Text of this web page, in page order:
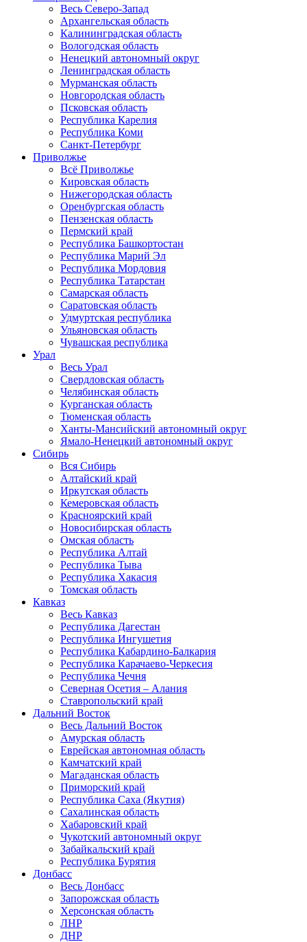
Весь Северо-Запад
Архангельская область
Калининградская область
Вологодская область
Ненецкий автономный округ
Ленинградская область
Мурманская область
Новгородская область
Псковская область
Республика Карелия
Республика Коми
Санкт-Петербург
Приволжье
Всё Приволжье
Кировская область
Нижегородская область
Оренбургская область
Пензенская область
Пермский край
Республика Башкортостан
Республика Марий Эл
Республика Мордовия
Республика Татарстан
Самарская область
Саратовская область
Удмуртская республика
Ульяновская область
Чувашская республика
Урал
Весь Урал
Свердловская область
Челябинская область
Курганская область
Тюменская область
Ханты-Мансийский автономный округ
Ямало-Ненецкий автономный округ
Сибирь
Вся Сибирь
Алтайский край
Иркутская область
Кемеровская область
Красноярский край
Новосибирская область
Омская область
Республика Алтай
Республика Тыва
Республика Хакасия
Томская область
Кавказ
Весь Кавказ
Республика Дагестан
Республика Ингушетия
Республика Кабардино-Балкария
Республика Карачаево-Черкесия
Республика Чечня
Северная Осетия – Алания
Ставропольский край
Дальний Восток
Весь Дальний Восток
Амурская область
Еврейская автономная область
Камчатский край
Магаданская область
Приморский край
Республика Саха (Якутия)
Сахалинская область
Хабаровский край
Чукотский автономный округ
Забайкальский край
Республика Бурятия
Донбасс
Весь Донбасс
Запорожская область
Херсонская область
ЛНР
ДНР